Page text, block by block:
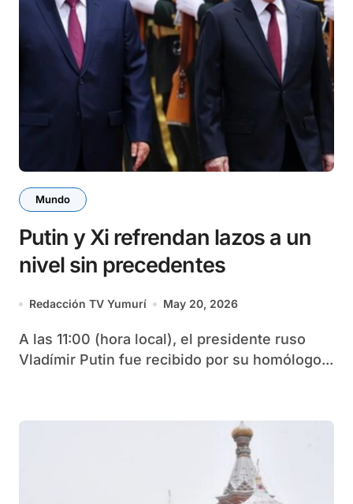
Mundo
Putin y Xi refrendan lazos a un
nivel sin precedentes
Redacción TV Yumurí May 20, 2026
A las 11:00 (hora local), el presidente ruso
Vladímir Putin fue recibido por su homólogo...